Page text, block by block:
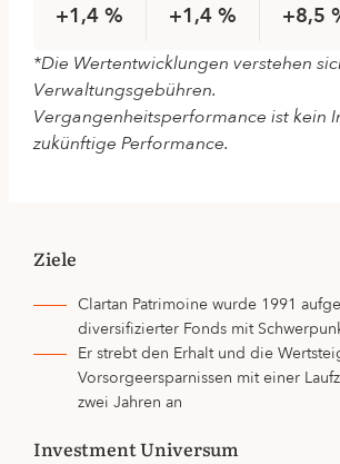
+1,4 %
+1,4 %
+8,5
*Die Wertentwicklungen verstehen
Verwaltungsgebühren.
Vergangenheitsperformance ist kein
zukünftige Performance.
Ziele
Clartan Patrimoine wurde 1991
diversifizierter Fonds mit
Er strebt den Erhalt und die
Vorsorgeersparnissen mit einer
zwei Jahren an
Investment Universum